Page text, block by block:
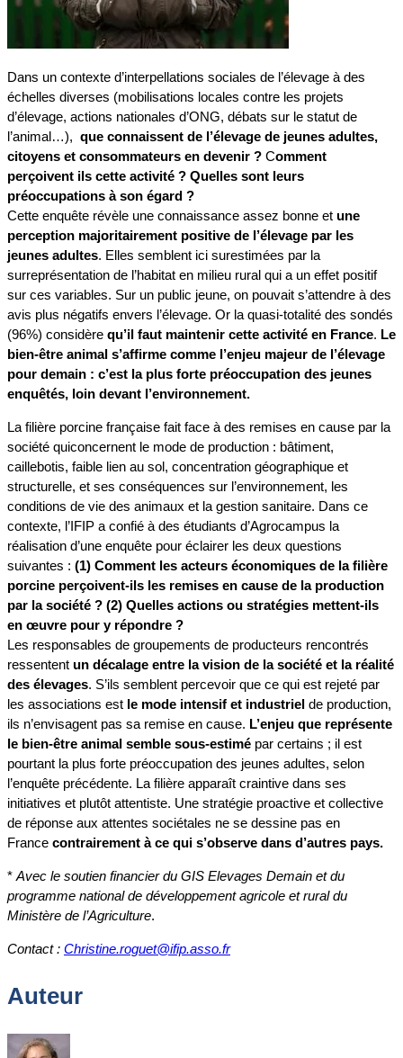
Dans un contexte d’interpellations sociales de l’élevage à des
échelles diverses (mobilisations locales contre les projets
d’élevage, actions nationales d’ONG, débats sur le statut de
l’animal…), que connaissent de l’élevage de jeunes adultes,
citoyens et consommateurs en devenir ? Comment
perçoivent ils cette activité ? Quelles sont leurs
préoccupations à son égard ?
Cette enquête révèle une connaissance assez bonne et une
perception majoritairement positive de l’élevage par les
jeunes adultes. Elles semblent ici surestimées par la
surreprésentation de l’habitat en milieu rural qui a un effet positif
sur ces variables. Sur un public jeune, on pouvait s’attendre à des
avis plus négatifs envers l’élevage. Or la quasi-totalité des sondés
(96%) considère qu’il faut maintenir cette activité en France. Le
bien-être animal s’affirme comme l’enjeu majeur de l’élevage
pour demain : c’est la plus forte préoccupation des jeunes
enquêtés, loin devant l’environnement.
La filière porcine française fait face à des remises en cause par la
société quiconcernent le mode de production : bâtiment,
caillebotis, faible lien au sol, concentration géographique et
structurelle, et ses conséquences sur l’environnement, les
conditions de vie des animaux et la gestion sanitaire. Dans ce
contexte, l’IFIP a confié à des étudiants d’Agrocampus la
réalisation d’une enquête pour éclairer les deux questions
suivantes : (1) Comment les acteurs économiques de la filière
porcine perçoivent-ils les remises en cause de la production
par la société ? (2) Quelles actions ou stratégies mettent-ils
en œuvre pour y répondre ?
Les responsables de groupements de producteurs rencontrés
ressentent un décalage entre la vision de la société et la réalité
des élevages. S’ils semblent percevoir que ce qui est rejeté par
les associations est le mode intensif et industriel de production,
ils n’envisagent pas sa remise en cause. L’enjeu que représente
le bien-être animal semble sous-estimé par certains ; il est
pourtant la plus forte préoccupation des jeunes adultes, selon
l’enquête précédente. La filière apparaît craintive dans ses
initiatives et plutôt attentiste. Une stratégie proactive et collective
de réponse aux attentes sociétales ne se dessine pas en
France contrairement à ce qui s’observe dans d’autres pays.
* Avec le soutien financier du GIS Elevages Demain et du
programme national de développement agricole et rural du
Ministère de l’Agriculture.
Contact : Christine.roguet@ifip.asso.fr
Auteur